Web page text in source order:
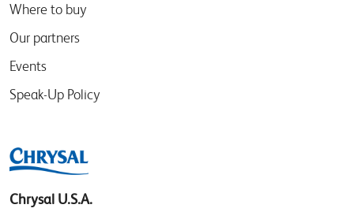
Where to buy
Our partners
Events
Speak-Up Policy
Chrysal U.S.A.